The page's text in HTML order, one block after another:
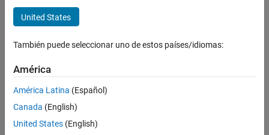
United States
También puede seleccionar uno de estos países/idiomas:
América
América Latina (Español)
Canada (English)
United States (English)